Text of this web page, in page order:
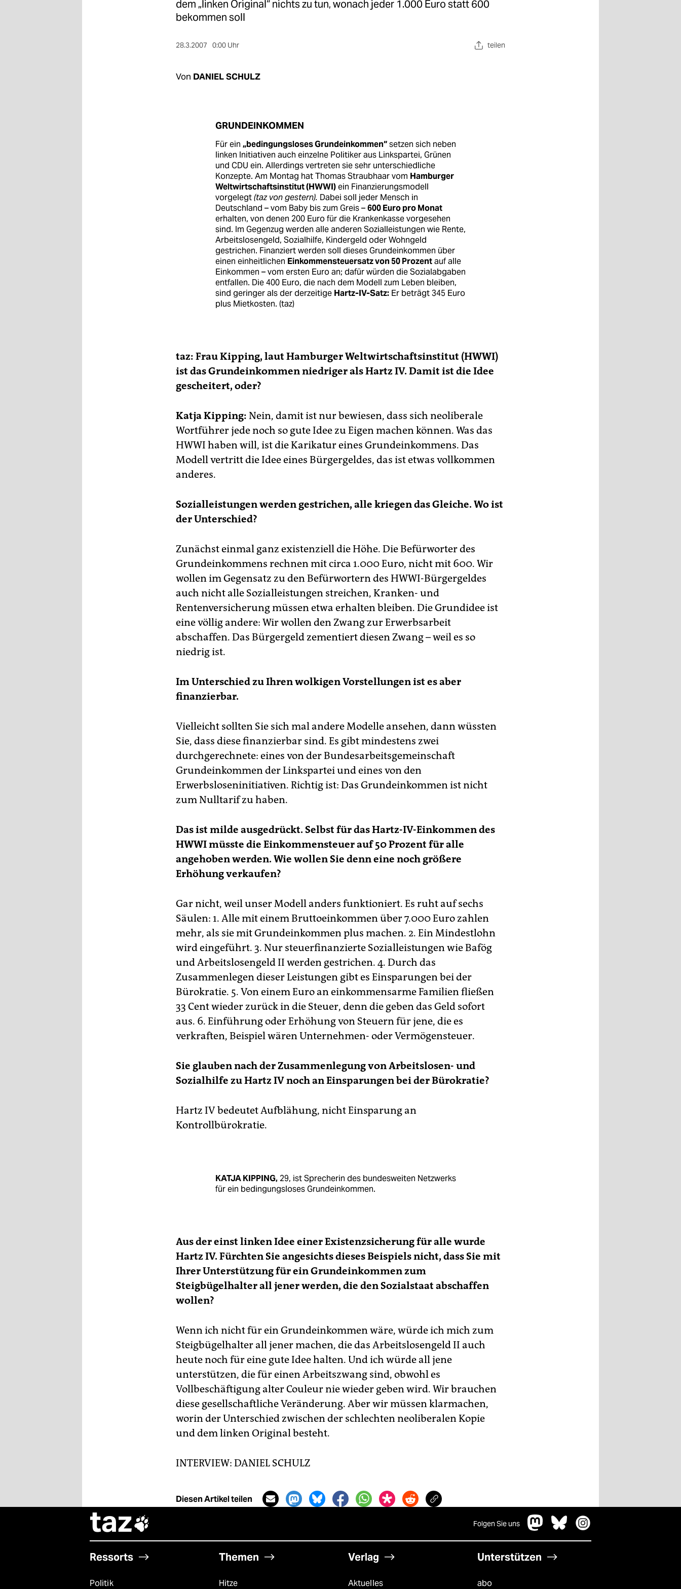
dem „linken Original“ nichts zu tun, wonach jeder 1.000 Euro statt 600
bekommen soll
28.3.2007 0:00 Uhr teilen
Von DANIEL SCHULZ
GRUNDEINKOMMEN
Für ein „bedingungsloses Grundeinkommen“setzen sich neben
linken Initiativen auch einzelne Politiker aus Linkspartei, Grünen
und CDU ein. Allerdings vertreten sie sehr unterschiedliche
Konzepte. Am Montag hat Thomas Straubhaar vom Hamburger
Weltwirtschaftsinstitut (HWWI)ein Finanzierungsmodell
vorgelegt(taz von gestern). Dabei soll jeder Mensch in
Deutschland – vom Baby bis zum Greis –600 Euro pro Monat
erhalten, von denen 200 Euro für die Krankenkasse vorgesehen
sind. Im Gegenzug werden alle anderen Sozialleistungen wie Rente,
Arbeitslosengeld, Sozialhilfe, Kindergeld oder Wohngeld
gestrichen. Finanziert werden soll dieses Grundeinkommen über
einen einheitlichen Einkommensteuersatz von 50 Prozentauf alle
Einkommen – vom ersten Euro an; dafür würden die Sozialabgaben
entfallen. Die 400 Euro, die nach dem Modell zum Leben bleiben,
sind geringer als der derzeitige Hartz-IV-Satz:Er beträgt 345 Euro
plus Mietkosten. (taz)
taz: Frau Kipping, laut Hamburger Weltwirtschaftsinstitut (HWWI)
ist das Grundeinkommen niedriger als Hartz IV. Damit ist die Idee
gescheitert, oder?
Katja Kipping: Nein, damit ist nur bewiesen, dass sich neoliberale
Wortführer jede noch so gute Idee zu Eigen machen können. Was das
HWWI haben will, ist die Karikatur eines Grundeinkommens. Das
Modell vertritt die Idee eines Bürgergeldes, das ist etwas vollkommen
anderes.
Sozialleistungen werden gestrichen, alle kriegen das Gleiche. Wo ist
der Unterschied?
Zunächst einmal ganz existenziell die Höhe. Die Befürworter des
Grundeinkommens rechnen mit circa 1.000 Euro, nicht mit 600. Wir
wollen im Gegensatz zu den Befürwortern des HWWI-Bürgergeldes
auch nicht alle Sozialleistungen streichen, Kranken- und
Rentenversicherung müssen etwa erhalten bleiben. Die Grundidee ist
eine völlig andere: Wir wollen den Zwang zur Erwerbsarbeit
abschaffen. Das Bürgergeld zementiert diesen Zwang – weil es so
niedrig ist.
Im Unterschied zu Ihren wolkigen Vorstellungen ist es aber
finanzierbar.
Vielleicht sollten Sie sich mal andere Modelle ansehen, dann wüssten
Sie, dass diese finanzierbar sind. Es gibt mindestens zwei
durchgerechnete: eines von der Bundesarbeitsgemeinschaft
Grundeinkommen der Linkspartei und eines von den
Erwerbsloseninitiativen. Richtig ist: Das Grundeinkommen ist nicht
zum Nulltarif zu haben.
Das ist milde ausgedrückt. Selbst für das Hartz-IV-Einkommen des
HWWI müsste die Einkommensteuer auf 50 Prozent für alle
angehoben werden. Wie wollen Sie denn eine noch größere
Erhöhung verkaufen?
Gar nicht, weil unser Modell anders funktioniert. Es ruht auf sechs
Säulen: 1. Alle mit einem Bruttoeinkommen über 7.000 Euro zahlen
mehr, als sie mit Grundeinkommen plus machen. 2. Ein Mindestlohn
wird eingeführt. 3. Nur steuerfinanzierte Sozialleistungen wie Bafög
und Arbeitslosengeld II werden gestrichen. 4. Durch das
Zusammenlegen dieser Leistungen gibt es Einsparungen bei der
Bürokratie. 5. Von einem Euro an einkommensarme Familien fließen
33 Cent wieder zurück in die Steuer, denn die geben das Geld sofort
aus. 6. Einführung oder Erhöhung von Steuern für jene, die es
verkraften, Beispiel wären Unternehmen- oder Vermögensteuer.
Sie glauben nach der Zusammenlegung von Arbeitslosen- und
Sozialhilfe zu Hartz IV noch an Einsparungen bei der Bürokratie?
Hartz IV bedeutet Aufblähung, nicht Einsparung an
Kontrollbürokratie.
KATJA KIPPING,29, ist Sprecherin des bundesweiten Netzwerks
für ein bedingungsloses Grundeinkommen.
Aus der einst linken Idee einer Existenzsicherung für alle wurde
Hartz IV. Fürchten Sie angesichts dieses Beispiels nicht, dass Sie mit
Ihrer Unterstützung für ein Grundeinkommen zum
Steigbügelhalter all jener werden, die den Sozialstaat abschaffen
wollen?
Wenn ich nicht für ein Grundeinkommen wäre, würde ich mich zum
Steigbügelhalter all jener machen, die das Arbeitslosengeld II auch
heute noch für eine gute Idee halten. Und ich würde all jene
unterstützen, die für einen Arbeitszwang sind, obwohl es
Vollbeschäftigung alter Couleur nie wieder geben wird. Wir brauchen
diese gesellschaftliche Veränderung. Aber wir müssen klarmachen,
worin der Unterschied zwischen der schlechten neoliberalen Kopie
und dem linken Original besteht.
INTERVIEW: DANIEL SCHULZ
Diesen Artikel teilen
taz Folgen Sie uns
Ressorts
Politik
Themen
Hitze
Verlag
Aktuelles
Unterstützen
abo